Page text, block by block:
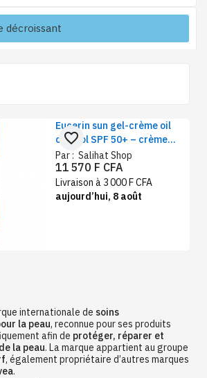
Eucerin sun gel-crème oil
control SPF 50+ – crème
solaire toucher sec et
protection UVA/UVB
Par : Salihat Shop
favorite_border
11 570 F CFA
Livraison à 3 000 F CFA
aujourd’hui, 8 août
internationale de soins
la peau, reconnue pour ses produits
afin de protéger, réparer et
la peau. La marque appartient au groupe
, également propriétaire d’autres marques
.